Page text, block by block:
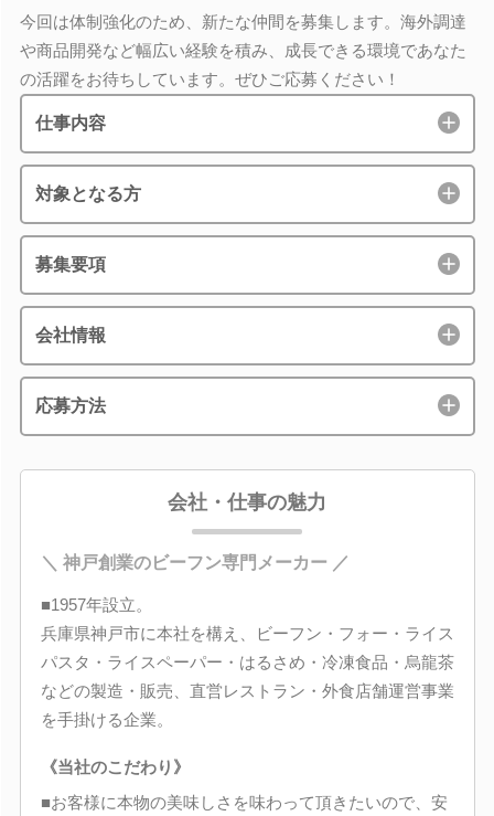
今回は体制強化のため、新たな仲間を募集します。海外調達
や商品開発など幅広い経験を積み、成長できる環境であなた
の活躍をお待ちしています。ぜひご応募ください！
仕事内容
対象となる方
募集要項
会社情報
応募方法
会社・仕事の魅力
＼ 神戸創業のビーフン専門メーカー ／
■1957年設立。
兵庫県神戸市に本社を構え、ビーフン・フォー・ライス
パスタ・ライスペーパー・はるさめ・冷凍食品・烏龍茶
などの製造・販売、直営レストラン・外食店舗運営事業
を手掛ける企業。
《当社のこだわり》
■お客様に本物の美味しさを味わって頂きたいので、安